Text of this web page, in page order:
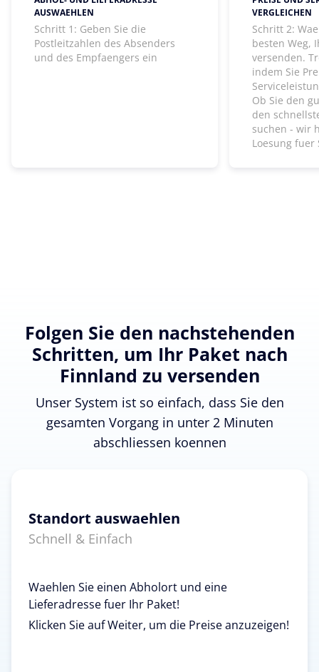
AUSWAEHLEN
Schritt 1: Geben Sie die
Postleitzahlen des Absenders
und des Empfaengers ein
VERGLEICHEN
Schritt 2:
besten Weg,
versenden.
indem Sie
Ob Sie den
den
suchen - wir
Loesung fuer
Folgen Sie den nachstehenden
Schritten, um Ihr Paket nach
Finnland zu versenden
Unser System ist so einfach, dass Sie den
gesamten Vorgang in unter 2 Minuten
abschliessen koennen
Standort auswaehlen
Schnell & Einfach
Waehlen Sie einen Abholort und eine
Lieferadresse fuer Ihr Paket!
Klicken Sie auf Weiter, um die Preise anzuzeigen!